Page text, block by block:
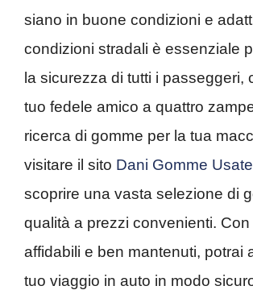
siano in buone condizioni e
condizioni stradali è essenziale
la sicurezza di tutti i passeggeri,
tuo fedele amico a quattro
ricerca di gomme per la tua
visitare il sito Dani Gomme Usate
scoprire una vasta selezione di
qualità a prezzi convenienti.
affidabili e ben mantenuti, potrai
tuo viaggio in auto in modo